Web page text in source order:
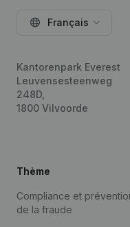
Français
Kantorenpark Everest
Leuvensesteenweg
248D,
1800 Vilvoorde
Thème
Compliance et
de la fraude